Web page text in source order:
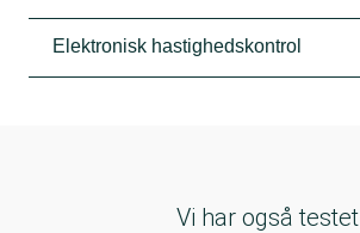
Elektronisk hastighedskontrol
Vi har også testet